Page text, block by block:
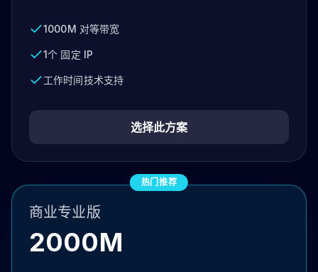
1000M 对等带宽
1个 固定 IP
工作时间技术支持
选择此方案
热门推荐
商业专业版
2000M